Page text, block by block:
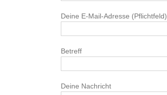
Deine E-Mail-Adresse (Pflichtfeld)
Betreff
Deine Nachricht